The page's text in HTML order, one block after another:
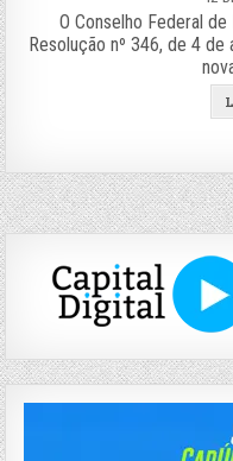
O Conselho Federal
Resolução nº 346, de 4